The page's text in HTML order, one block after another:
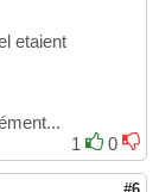
etaient
1
0